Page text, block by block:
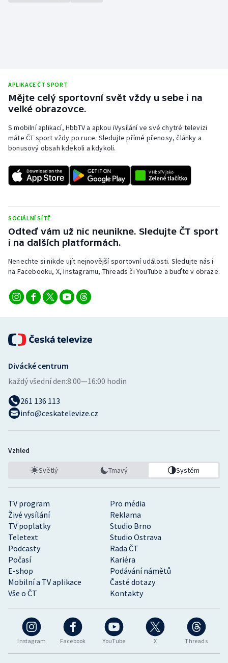
APLIKACE ČT SPORT
Mějte celý sportovní svět vždy u sebe i na
velké obrazovce.
S mobilní aplikací, HbbTV a apkou iVysílání ve své chytré televizi
máte ČT sport vždy po ruce. Sledujte přímé přenosy, články a
bonusový obsah kdekoli a kdykoli.
SOCIÁLNÍ SÍTĚ
Odteď vám už nic neunikne. Sledujte ČT sport
i na dalších platformách.
Nenechte si nikde ujít nejnovější sportovní události. Sledujte nás i
na Facebooku, X, Instagramu, Threads či YouTube a buďte v obraze.
Instagram Facebook YouTube X Threads
TV program
Pro média
Živé vysílání
Reklama
TV poplatky
Studio Brno
Teletext
Studio Ostrava
Podcasty
Rada ČT
Počasí
Kariéra
E-shop
Podávání námětů
Mobilní a TV aplikace
Časté dotazy
Vše o ČT
Kontakty
Divácké centrum
každý všední den:8:00—16:00 hodin
261 136 113
info@ceskatelevize.cz
Vzhled
Světlý Tmavý Systém